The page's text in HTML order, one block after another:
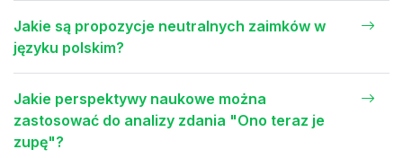
Jakie są propozycje neutralnych zaimków w
języku polskim?
Jakie perspektywy naukowe można
zastosować do analizy zdania "Ono teraz je
zupę"?